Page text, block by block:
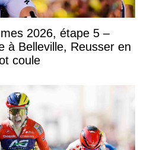
2026, étape 5 –
à Belleville, Reusser en
coule